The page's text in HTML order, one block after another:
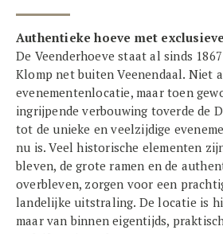
Authentieke hoeve met
De Veenderhoeve staat al sinds
Klomp net buiten Veenendaal. Niet
evenementenlocatie, maar toen
ingrijpende verbouwing toverde de
tot de unieke en veelzijdige
nu is. Veel historische elementen
bleven, de grote ramen en de
overbleven, zorgen voor een
landelijke uitstraling. De locatie is
maar van binnen eigentijds,